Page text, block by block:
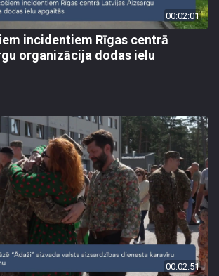
00:02:01
incidentiem Rīgas centrā
organizācija dodas ielu
00:02:51